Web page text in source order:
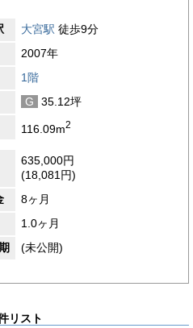
大宮駅 徒歩9分
2007年
1階
G
35.12坪
116.09m2
635,000円
(18,081円)
8ヶ月
1.0ヶ月
(未公開)
リスト